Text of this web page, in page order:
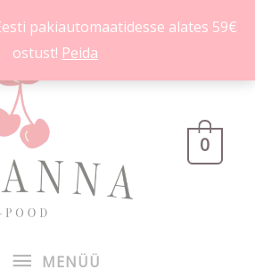
pakiautomaatidesse alates 59€
ostust! Peida
MENÜÜ
MENÜÜ
0